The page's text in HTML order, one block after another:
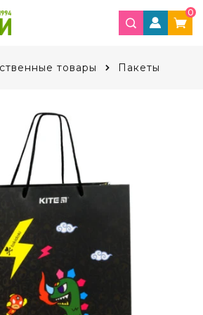
0
товары Пакеты